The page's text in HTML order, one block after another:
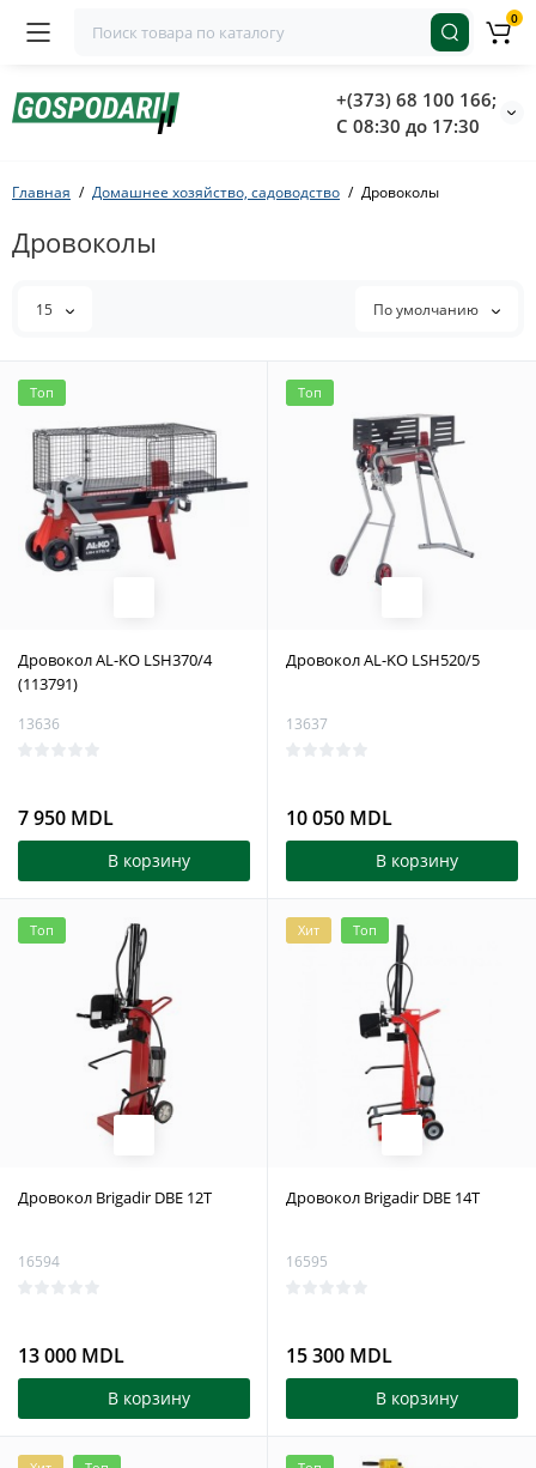
+(373) 68 100 166;
С 08:30 до 17:30
0
Главная Домашнее хозяйство, садоводство Дровоколы
Дровоколы
15 По умолчанию
Топ
Дровокол AL-KO LSH370/4
(113791)
13636
7 950 MDL
В корзину
Топ
Дровокол AL-KO LSH520/5
13637
10 050 MDL
В корзину
Топ
Дровокол Brigadir DBE 12T
16594
13 000 MDL
В корзину
Хит Топ
Дровокол Brigadir DBE 14T
16595
15 300 MDL
В корзину